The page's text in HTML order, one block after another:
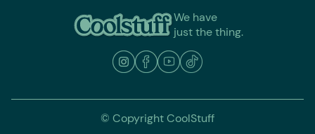
We have
just the thing.
© Copyright CoolStuff